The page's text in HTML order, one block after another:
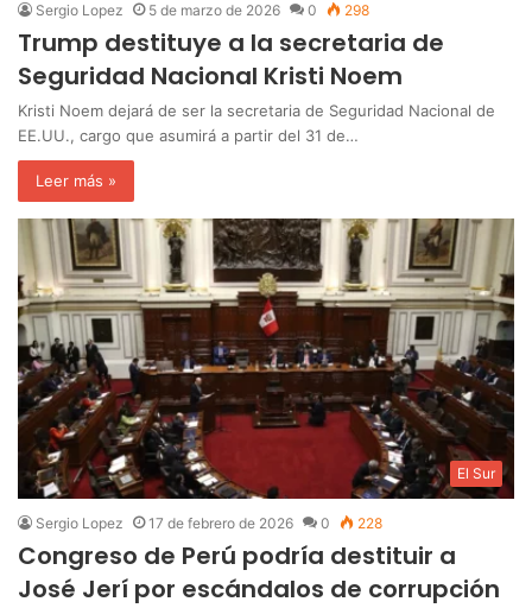
Sergio Lopez 5 de marzo de 2026 0 298
Trump destituye a la secretaria de
Seguridad Nacional Kristi Noem
‎Kristi Noem dejará de ser la secretaria de Seguridad Nacional de
EE.UU., cargo que asumirá a partir del 31 de…
Leer más »
El Sur
Sergio Lopez 17 de febrero de 2026 0 228
Congreso de Perú podría destituir a
José Jerí por escándalos de corrupción